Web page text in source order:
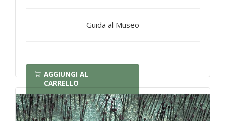
Guida al Museo
AGGIUNGI AL
CARRELLO